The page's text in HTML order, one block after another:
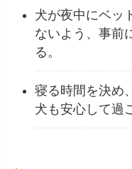
犬が夜中にベッ
ないよう、事前
る。
寝る時間を決め
犬も安心して過